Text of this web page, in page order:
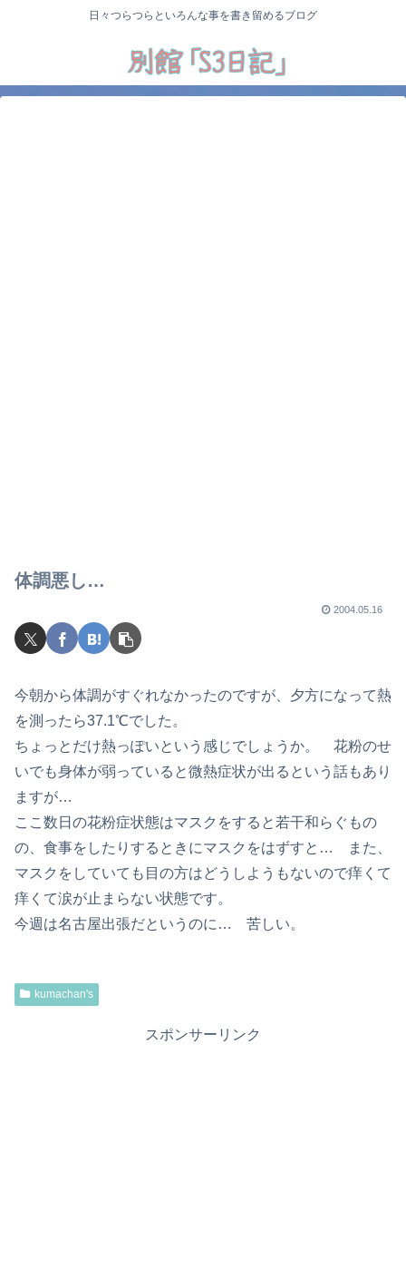
日々つらつらといろんな事を書き留めるブログ
体調悪し…
2004.05.16
今朝から体調がすぐれなかったのですが、夕方になって熱
を測ったら37.1℃でした。
ちょっとだけ熱っぽいという感じでしょうか。 花粉のせ
いでも身体が弱っていると微熱症状が出るという話もあり
ますが…
ここ数日の花粉症状態はマスクをすると若干和らぐもの
の、食事をしたりするときにマスクをはずすと… また、
マスクをしていても目の方はどうしようもないので痒くて
痒くて涙が止まらない状態です。
今週は名古屋出張だというのに… 苦しい。
kumachan's
スポンサーリンク